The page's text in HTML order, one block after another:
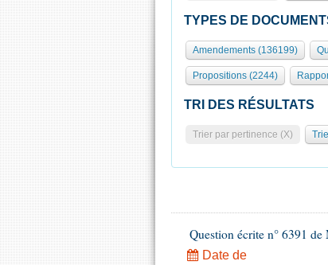
TYPES DE
Amendements (136199)
Propositions (2244)
TRI DES RÉSULTATS
Trier par pertinence (X)
Question écrite n° 6391
Date de